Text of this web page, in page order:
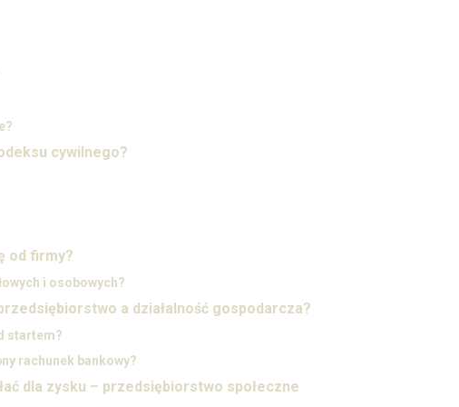
cywilnego?
od firmy?
i osobowych?
a działalność gospodarcza?
startem?
rachunek bankowy?
dla zysku – przedsiębiorstwo społeczne